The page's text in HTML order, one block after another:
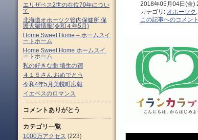
2018年05月04日(金)
カテゴリ: オホーツク ,
この記事へのコメント
エリザベス2世の在位70年につい
て
北海道オホーツク管内保健所 保
護犬猫情報(令和４年5月)
Home Sweet Home – ホームスイ
ートホーム
Home Sweet Home ホームスイ
ートホーム
私の好きな曲 埴生の宿
４１５さん おめでとう
令和4年5月美幌町広報
イエペスのロマンス
コメントありがとう
カテゴリ一覧
1000万アクセス (223)